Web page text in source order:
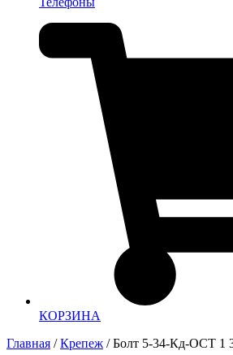
КОРЗИНА
Главная /Крепеж / Болт 5-34-Кд-ОСТ 1